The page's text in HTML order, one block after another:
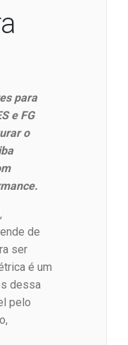
para
e FG
o
de
ser
é um
dessa
pelo